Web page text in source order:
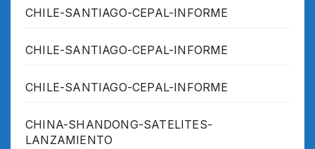
CHILE-SANTIAGO-CEPAL-INFORME
CHILE-SANTIAGO-CEPAL-INFORME
CHILE-SANTIAGO-CEPAL-INFORME
CHINA-SHANDONG-SATELITES-
LANZAMIENTO